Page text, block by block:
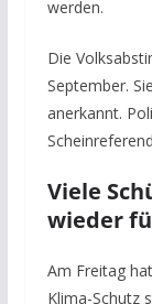
werden.
Die
September.
anerkannt.
Viele
wieder
Am Freitag
Klima-Schutz